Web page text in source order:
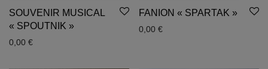
SOUVENIR MUSICAL
« SPOUTNIK »
0,00 €
FANION « SPARTAK »
0,00 €